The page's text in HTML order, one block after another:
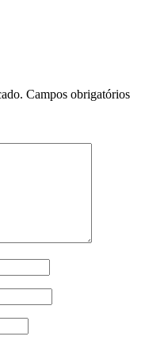
Campos obrigatórios